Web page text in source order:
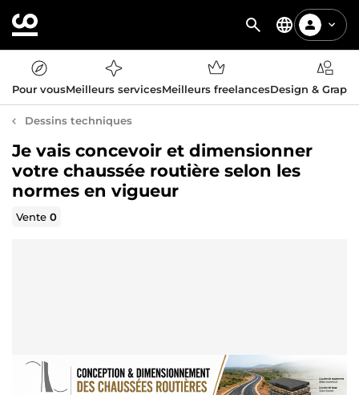
Pour vousMeilleurs servicesMeilleurs freelancesDesign &
Dessins techniques
Je vais concevoir et dimensionner
votre chaussée routière selon les
normes en vigueur
Vente0